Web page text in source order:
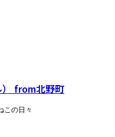
from北野町
この日々